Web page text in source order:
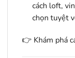
cách loft,
chọn tuyệt
👉 Khám phá